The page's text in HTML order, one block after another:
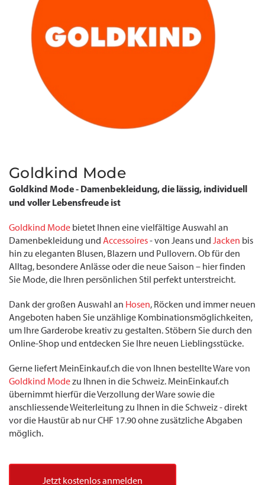
Goldkind Mode
Goldkind Mode - Damenbekleidung, die lässig, individuell
und voller Lebensfreude ist
Goldkind Mode bietet Ihnen eine vielfältige Auswahl an
Damenbekleidung und Accessoires- von Jeans und Jacken bis
hin zu eleganten Blusen, Blazern und Pullovern. Ob für den
Alltag, besondere Anlässe oder die neue Saison – hier finden
Sie Mode, die Ihren persönlichen Stil perfekt unterstreicht.
Dank der großen Auswahl an Hosen, Röcken und immer neuen
Angeboten haben Sie unzählige Kombinationsmöglichkeiten,
um Ihre Garderobe kreativ zu gestalten. Stöbern Sie durch den
Online-Shop und entdecken Sie Ihre neuen Lieblingsstücke.
Gerne liefert MeinEinkauf.ch die von Ihnen bestellte Ware von
Goldkind Modezu Ihnen in die Schweiz. MeinEinkauf.ch
übernimmt hierfür die Verzollung der Ware sowie die
anschliessende Weiterleitung zu Ihnen in die Schweiz - direkt
vor die Haustür ab nur CHF 17.90 ohne zusätzliche Abgaben
möglich.
Jetzt kostenlos anmelden